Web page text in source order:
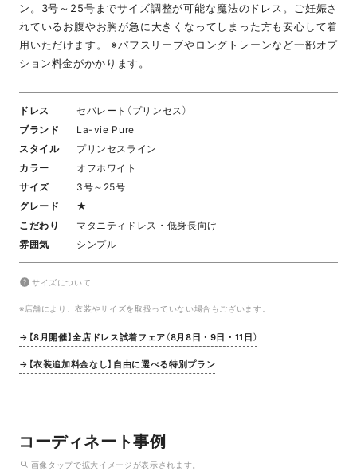
ン。3号～25号までサイズ調整が可能な魔法のドレス。ご妊娠さ
れているお腹やお胸が急に大きくなってしまった方も安心して着
用いただけます。 ※パフスリーブやロングトレーンなど一部オプ
ション料金がかかります。
ドレス
セパレート（プリンセス）
ブランド
La-vie Pure
スタイル
プリンセスライン
カラー
オフホワイト
サイズ
3号～25号
グレード
★
こだわり
マタニティドレス・低身長向け
雰囲気
シンプル
サイズについて
※店舗により、衣装やサイズを取扱っていない場合もございます。
→【8月開催】全店ドレス試着フェア（8月8日・9日・11日）
→【衣装追加料金なし】自由に選べる特別プラン
コーディネート事例
画像 タップで拡大イメージが表示されます。